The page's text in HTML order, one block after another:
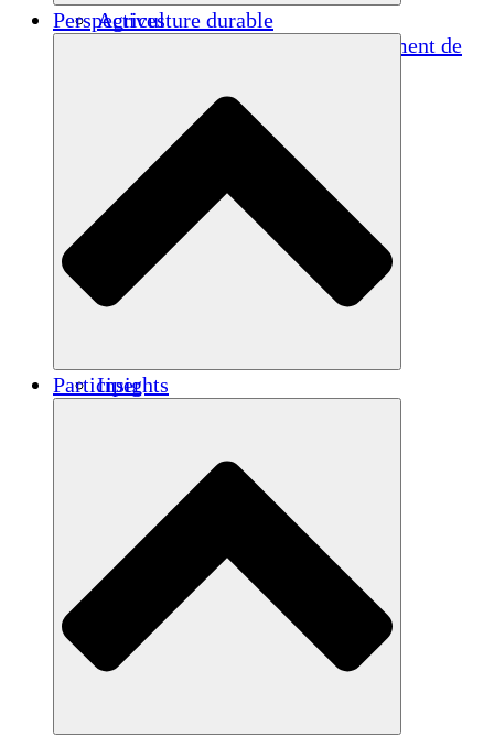
Agriculture durable
Rétablissement après un tremblement de
Autonomisation des femmes
Jeunes et étudiants
Préservation et dialogue culturels
Renforcement
Crédits carbone
Perspectives
Insights
Participer